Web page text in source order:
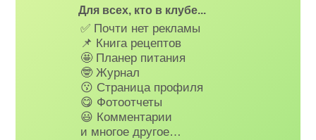
Для всех, кто в клубе...
✅ Почти нет рекламы
📌 Книга рецептов
🤩 Планер питания
🤓 Журнал
😗 Страница профиля
😋 Фотоотчеты
😃 Комментарии
и многое другое…